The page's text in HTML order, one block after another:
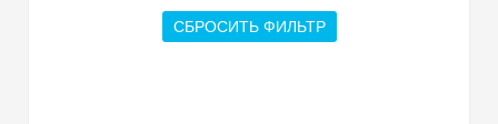
СБРОСИТЬ ФИЛЬТР